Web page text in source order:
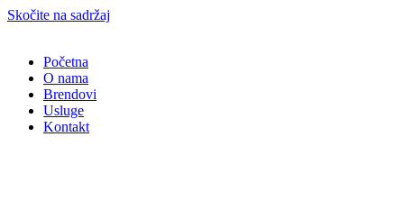
Skočite na sadržaj
Početna
O nama
Brendovi
Usluge
Kontakt